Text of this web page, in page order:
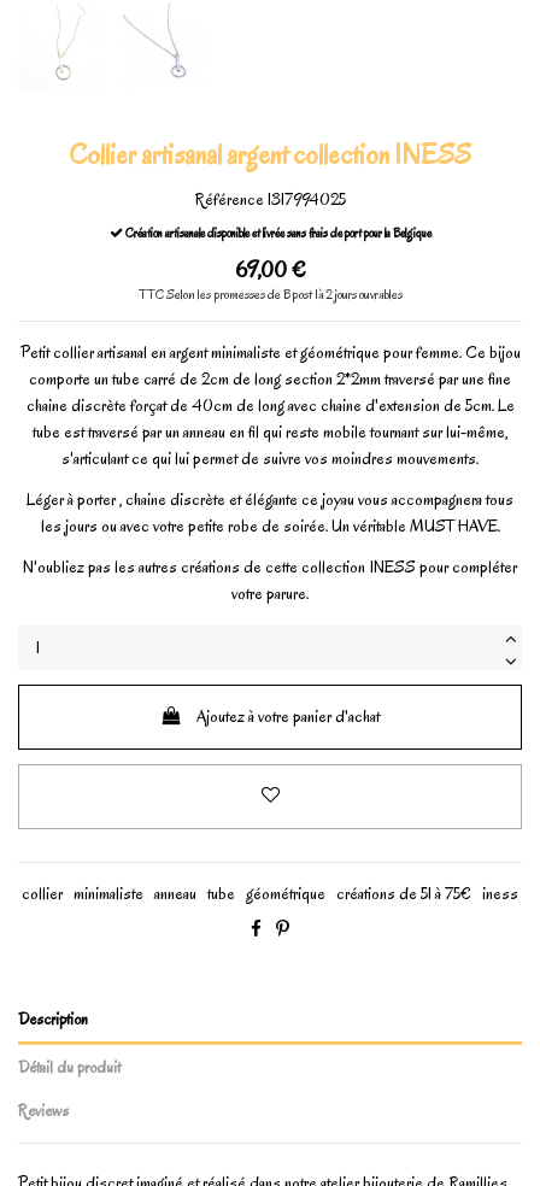
Collier artisanal argent collection INESS
Référence1317994025
Création artisanale disponible et livrée sans frais de port pour la Belgique
69,00 €
TTCSelon les promesses de Bpost 1à 2 jours ouvrables
Petit collier artisanal en argent minimaliste et géométrique pour femme. Ce bijou
comporte un tube carré de 2cm de long section 2*2mm traversé par une fine
chaine discrète forçat de 40cm de long avec chaine d'extension de 5cm. Le
tube est traversé par un anneau en fil qui reste mobile tournant sur lui-même,
s'articulant ce qui lui permet de suivre vos moindres mouvements.
Léger à porter , chaine discrète et élégante ce joyau vous accompagnera tous
les jours ou avec votre petite robe de soirée. Un véritable MUST HAVE.
N'oubliez pas les autres créations de cette collection INESS pour compléter
votre parure.
Ajoutez à votre panier d'achat
collier minimaliste anneau tube géométrique créations de 51 à 75€ iness
Description
Détail du produit
Reviews